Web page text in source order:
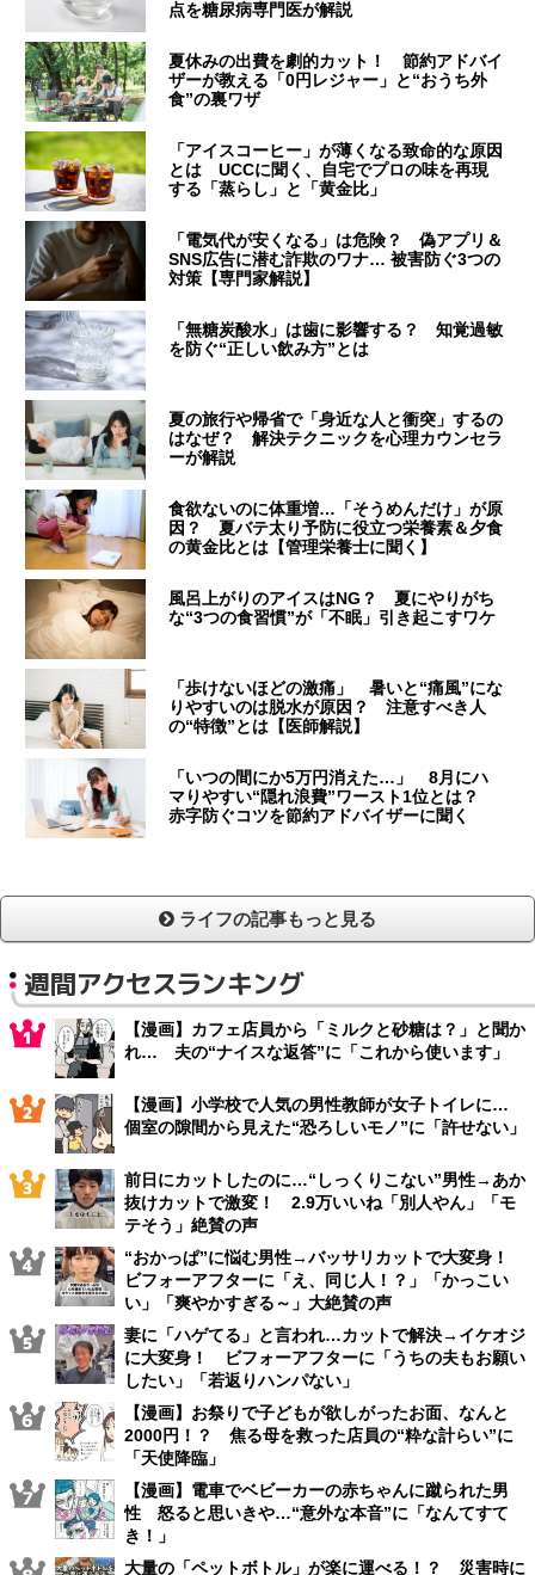
点を糖尿病専門医が解説
夏休みの出費を劇的カット！ 節約アドバイ
ザーが教える「0円レジャー」と“おうち外
食”の裏ワザ
「アイスコーヒー」が薄くなる致命的な原因
とは UCCに聞く、自宅でプロの味を再現
する「蒸らし」と「黄金比」
「電気代が安くなる」は危険？ 偽アプリ＆
SNS広告に潜む詐欺のワナ… 被害防ぐ3つの
対策【専門家解説】
「無糖炭酸水」は歯に影響する？ 知覚過敏
を防ぐ“正しい飲み方”とは
夏の旅行や帰省で「身近な人と衝突」するの
はなぜ？ 解決テクニックを心理カウンセラ
ーが解説
食欲ないのに体重増…「そうめんだけ」が原
因？ 夏バテ太り予防に役立つ栄養素＆夕食
の黄金比とは【管理栄養士に聞く】
風呂上がりのアイスはNG？ 夏にやりがち
な“3つの食習慣”が「不眠」引き起こすワケ
「歩けないほどの激痛」 暑いと“痛風”にな
りやすいのは脱水が原因？ 注意すべき人
の“特徴”とは【医師解説】
「いつの間にか5万円消えた…」 8月にハ
マりやすい“隠れ浪費”ワースト1位とは？
赤字防ぐコツを節約アドバイザーに聞く
ライフの記事もっと見る
週間アクセスランキング
【漫画】カフェ店員から「ミルクと砂糖は？」と聞か
れ… 夫の“ナイスな返答”に「これから使います」
【漫画】小学校で人気の男性教師が女子トイレに…
個室の隙間から見えた“恐ろしいモノ”に「許せない」
前日にカットしたのに…“しっくりこない”男性→あか
抜けカットで激変！ 2.9万いいね「別人やん」「モ
テそう」絶賛の声
“おかっぱ”に悩む男性→バッサリカットで大変身！
ビフォーアフターに「え、同じ人！？」「かっこい
い」「爽やかすぎる～」大絶賛の声
妻に「ハゲてる」と言われ…カットで解決→イケオジ
に大変身！ ビフォーアフターに「うちの夫もお願い
したい」「若返りハンパない」
【漫画】お祭りで子どもが欲しがったお面、なんと
2000円！？ 焦る母を救った店員の“粋な計らい”に
「天使降臨」
【漫画】電車でベビーカーの赤ちゃんに蹴られた男
性 怒ると思いきや…“意外な本音”に「なんてすて
き！」
大量の「ペットボトル」が楽に運べる！？ 災害時に